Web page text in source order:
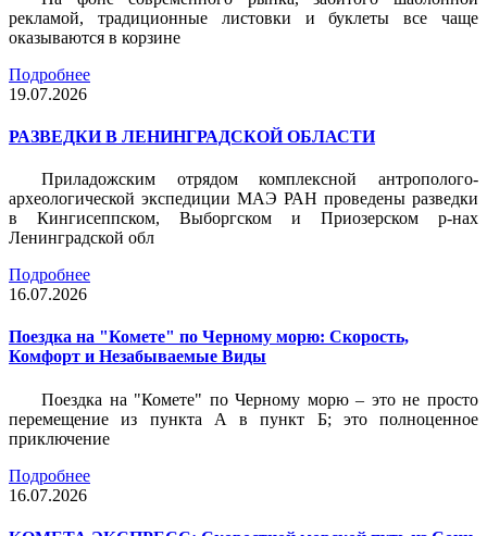
рекламой, традиционные листовки и буклеты все чаще
оказываются в корзине
Подробнее
19.07.2026
РАЗВЕДКИ В ЛЕНИНГРАДСКОЙ ОБЛАСТИ
Приладожским отрядом комплексной антрополого-
археологической экспедиции МАЭ РАН проведены разведки
в Кингисеппском, Выборгском и Приозерском р-нах
Ленинградской обл
Подробнее
16.07.2026
Поездка на "Комете" по Черному морю: Скорость,
Комфорт и Незабываемые Виды
Поездка на "Комете" по Черному морю – это не просто
перемещение из пункта А в пункт Б; это полноценное
приключение
Подробнее
16.07.2026